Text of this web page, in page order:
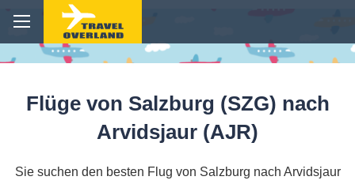
Flüge von Salzburg (SZG) nach
Arvidsjaur (AJR)
Sie suchen den besten Flug von Salzburg nach Arvidsjaur